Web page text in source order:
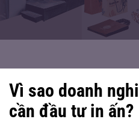
Vì sao doanh
cần đầu tư in ấn?